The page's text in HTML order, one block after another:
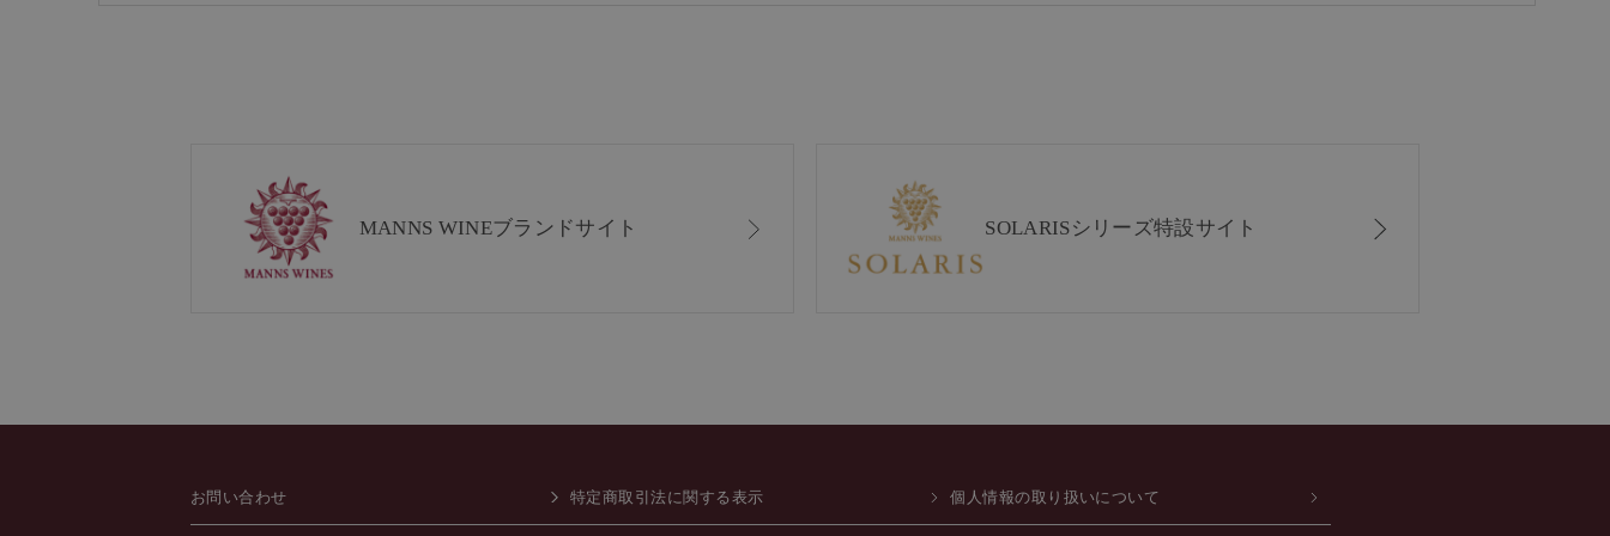
MANNS WINEブランドサイト SOLARISシリーズ特設サイト
お問い合わせ 特定商取引法に関する表示 個人情報の取り扱いについて